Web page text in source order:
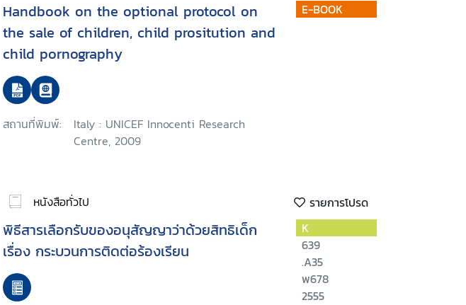
Handbook on the optional protocol on
the sale of children, child prositution and
child pornography
สถานที่พิมพ์:
Italy : UNICEF Innocenti Research
Centre, 2009
E-BOOK
หนังสือทั่วไป รายการโปรด
พิธีสารเลือกรับของอนุสัญญาว่าด้วยสิทธิเด็ก
เรื่อง กระบวนการติดต่อร้องเรียน
K
639
.A35
พ678
2555